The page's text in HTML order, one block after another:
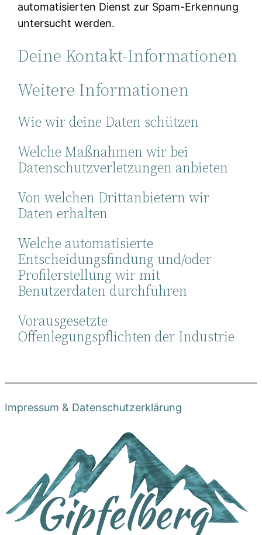
automatisierten Dienst zur Spam-Erkennung
untersucht werden.
Deine Kontakt-Informationen
Weitere Informationen
Wie wir deine Daten schützen
Welche Maßnahmen wir bei
Datenschutzverletzungen anbieten
Von welchen Drittanbietern wir
Daten erhalten
Welche automatisierte
Entscheidungsfindung und/oder
Profilerstellung wir mit
Benutzerdaten durchführen
Vorausgesetzte
Offenlegungspflichten der Industrie
Impressum & Datenschutzerklärung